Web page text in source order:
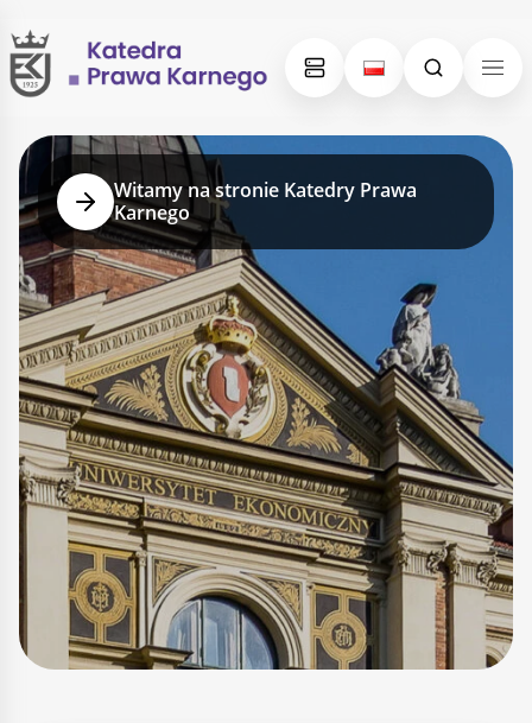
Skip
to
content
Skip
to
menu
STRONA GŁÓWNA
Witamy na stronie Katedry Prawa
Karnego